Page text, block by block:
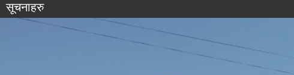
सूचनाहरु